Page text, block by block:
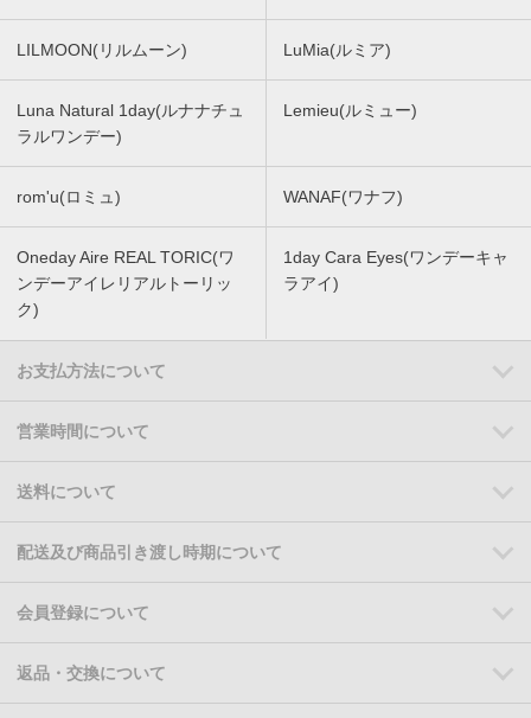
LILMOON(リルムーン) LuMia(ルミア)
Luna Natural 1day(ルナナチュ
ラルワンデー)
Lemieu(ルミュー)
rom'u(ロミュ) WANAF(ワナフ)
Oneday Aire REAL TORIC(ワ
ンデーアイレリアルトーリッ
ク)
1day Cara Eyes(ワンデーキャ
ラアイ)
お支払方法について
営業時間について
送料について
配送及び商品引き渡し時期について
会員登録について
返品・交換について